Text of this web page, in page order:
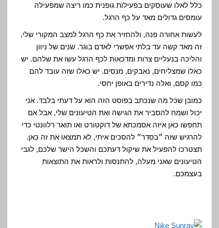
כלל לאלו שעוסקים בפעילות גופנית כמו ריצה שמפעילה
עומסים גדולים מאד על כף הרגל.
לעשות אחורה פנה, ולהחזיר את כף הרגל למצב המקורי שלי,
זה מאד קשה עד בלתי אפשרי לאדם בוגר. שנים של ניוון
והליכה בנעליים צרות ומדכאות לכף הרגל עשו את שלהם. יש
כאלו שמצליחים, נאבקים, מנסים. יש כאלו שזה עובד להם
כמו קסם, ואלה נדירים באופן יחסי.
כמובן שכל מה שנכתב בפוסט הזה הוא על דעתי בלבד. אני
יכול ושמח להסביר את הגישה ואת הטיעונים שלי, אבל אם
תחפשו כאן איזה אסמכתא של דוקטורט ואו תואר רלוונטי כדי
להרגיש שזה ״בסדר״ להסכים איתי, לא תמצאו את זה כאן.
תצטרכו להפעיל את שיקול דעתכם והשכל הישר שלכם, לגבי
הטיעונים שאני מעלה, להתנסות ולראות את התוצאות
בעצמכם.